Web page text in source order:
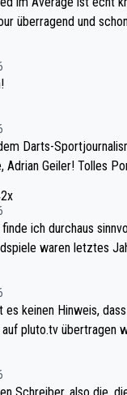
überragend und
- ist ja n
Darts-
Adrian Geiler! Tolles
ich durchaus
die automatische
für nächste
Turniere spielen. Dies
Er musste als
pluto.tv übertragen